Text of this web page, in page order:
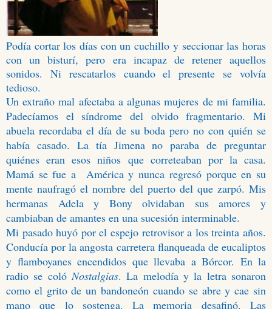
Podía cortar los días con un cuchillo y seccionar las horas
con un bisturí, pero era incapaz de retener aquellos
sonidos. Ni rescatarlos cuando el presente se volvía
tedioso.
Un extraño mal afectaba a algunas mujeres de mi familia.
Padecíamos el síndrome del olvido fragmentario. Mi
abuela recordaba el día de su boda pero no con quién se
había casado. La tía Jimena no paraba de preguntar
quiénes eran esos niños que correteaban por la casa.
Mamá se fue a
América y nunca regresó porque en su
mente naufragó el nombre del puerto del que zarpó. Mis
hermanas Adela y Bony olvidaban sus amores y
cambiaban de amantes en una sucesión interminable.
Mi pasado huyó por el espejo retrovisor a los treinta años.
Conducía por la angosta carretera flanqueada de eucaliptos
y flamboyanes encendidos que llevaba a Bórcor. En la
radio se colóNostalgias. La melodía y la letra sonaron
como el grito de un bandoneón cuando se abre y cae sin
mano que lo sostenga. La memoria desafinó. Las